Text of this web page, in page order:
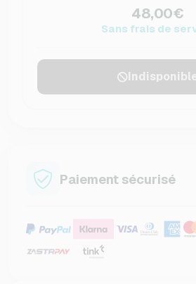
48,00€
Sans frais de
Paiement sécurisé